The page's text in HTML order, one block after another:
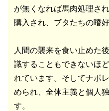
が無くなれば馬肉処理さ
購入され、ブタたちの嗜
人間の襲来を食い止めた
識することもできないほ
れています。そしてナポ
められ、全体主義と個人
す。